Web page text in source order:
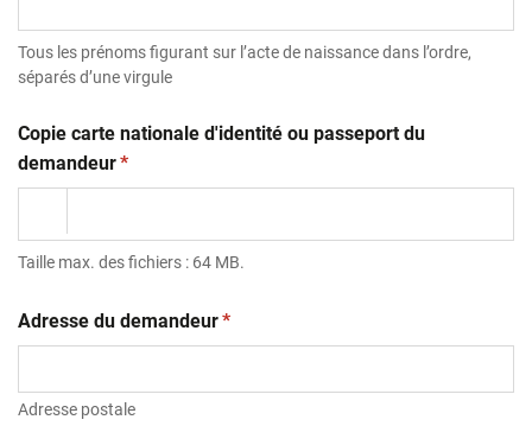
Tous les prénoms figurant sur l’acte de naissance dans l’ordre,
séparés d’une virgule
Copie carte nationale d'identité ou passeport du
demandeur(obligatoire)
*
Taille max. des fichiers : 64 MB.
Adresse du demandeur(obligatoire)
*
Adresse postale